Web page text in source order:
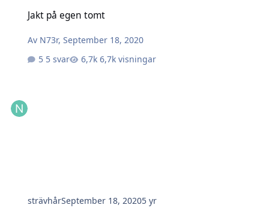
Jakt på egen tomt
Av N73r,September 18, 2020
5 svar
6,7k visningar
strävhårSeptember 18, 20205 yr